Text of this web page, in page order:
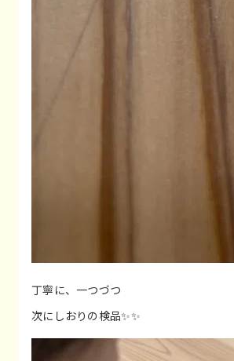
丁寧に、一つづつ
次にしおりの検品✨✨